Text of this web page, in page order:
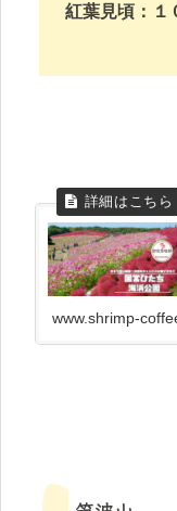
紅葉見頃：１
www.shrimp-